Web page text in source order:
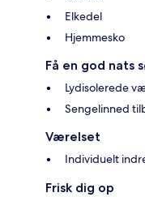
Elkedel
Hjemmesko
Få en god nats
Lydisolerede
Sengelinned
Værelset
Individuelt
Frisk dig op